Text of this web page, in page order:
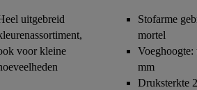
uitgebreid
voor kleine
Stofarme
mortel
Voeghoogte:
mm
Druksterkte